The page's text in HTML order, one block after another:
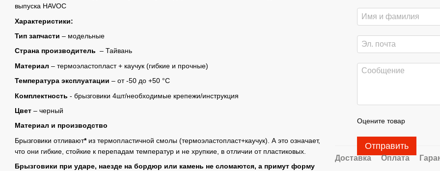
выпуска HAVOC
Характеристики:
Тип запчасти – модельные
Страна производитель – Тайвань
Материал – термоэластопласт + каучук (гибкие и прочные)
Температура эксплуатации – от -50 до +50 °C
Комплектность - брызговики 4шт/необходимые крепежи/инструкция
Цвет – черный
Материал и производство
Брызговики отливают*из термопластичной смолы (термоэластопласт+каучук). А это означает,
что они гибкие, стойкие к перепадам температур и не хрупкие, в отличии от пластиковых.
Брызговики при ударе, наезде на бордюр или камень не сломаются, а примут форму
Оцените товар
Отправить
Доставка Оплата